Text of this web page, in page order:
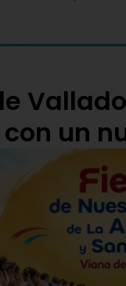
un